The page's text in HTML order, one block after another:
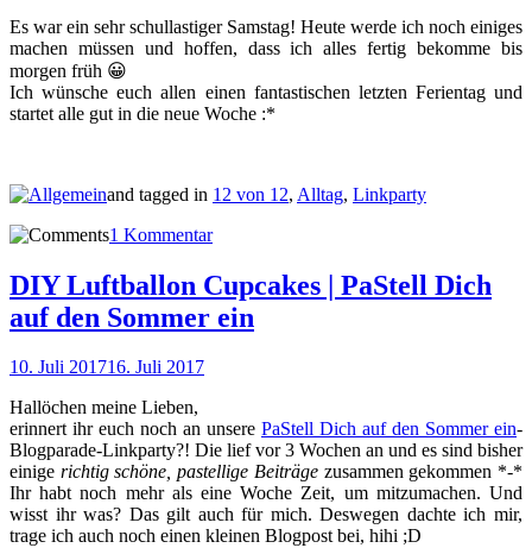
Es war ein sehr schullastiger Samstag! Heute werde ich noch einiges
machen müssen und hoffen, dass ich alles fertig bekomme bis
morgen früh 😀
Ich wünsche euch allen einen fantastischen letzten Ferientag und
startet alle gut in die neue Woche :*
and tagged in 12 von 12, Alltag, Linkparty
1 Kommentar
DIY Luftballon Cupcakes | PaStell Dich
auf den Sommer ein
10. Juli 201716. Juli 2017
Hallöchen meine Lieben,
erinnert ihr euch noch an unsere PaStell Dich auf den Sommer ein-
Blogparade-Linkparty?! Die lief vor 3 Wochen an und es sind bisher
einige richtig schöne, pastellige Beiträgezusammen gekommen *-*
Ihr habt noch mehr als eine Woche Zeit, um mitzumachen. Und
wisst ihr was? Das gilt auch für mich. Deswegen dachte ich mir,
trage ich auch noch einen kleinen Blogpost bei, hihi ;D